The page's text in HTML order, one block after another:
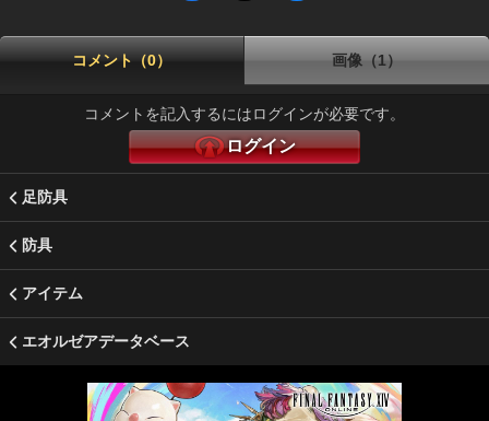
コメント（0） 画像（1）
コメントを記入するにはログインが必要です。
ログイン
足防具
防具
アイテム
エオルゼアデータベース